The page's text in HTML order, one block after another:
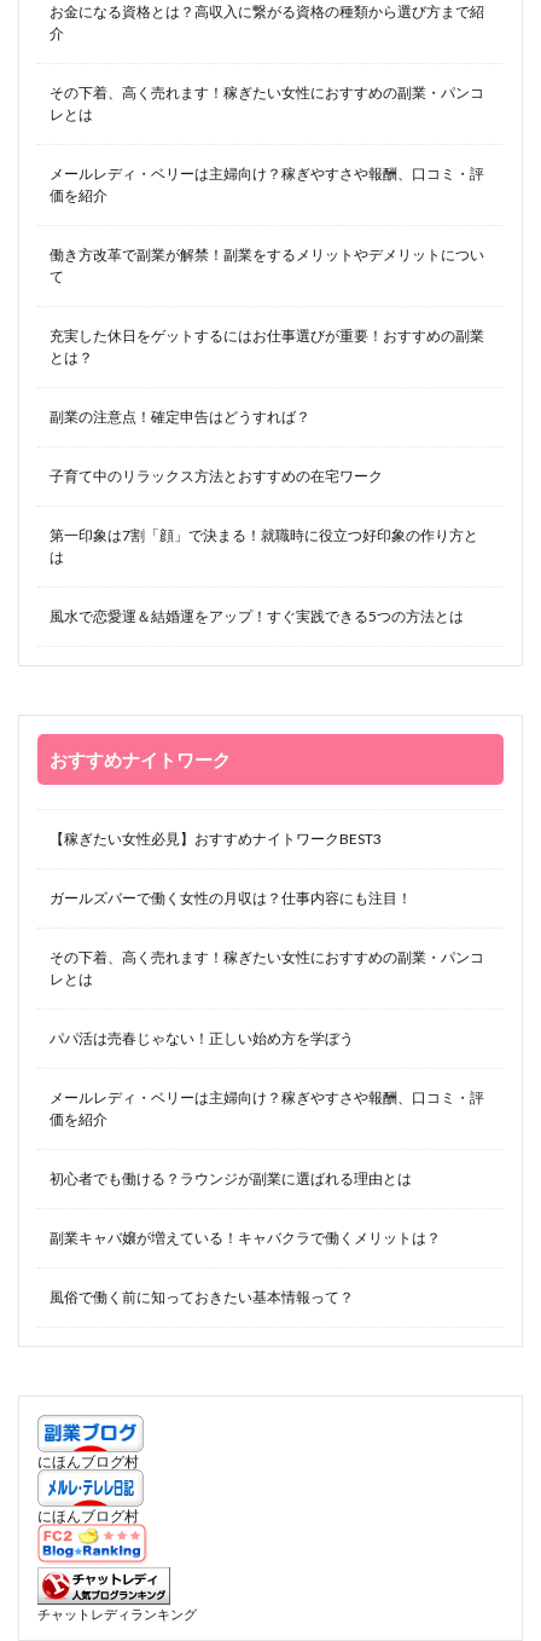
お金になる資格とは？高収入に繋がる資格の種類から選び方まで紹
介
その下着、高く売れます！稼ぎたい女性におすすめの副業・パンコ
レとは
メールレディ・ベリーは主婦向け？稼ぎやすさや報酬、口コミ・評
価を紹介
働き方改革で副業が解禁！副業をするメリットやデメリットについ
て
充実した休日をゲットするにはお仕事選びが重要！おすすめの副業
とは？
副業の注意点！確定申告はどうすれば？
子育て中のリラックス方法とおすすめの在宅ワーク
第一印象は7割「顔」で決まる！就職時に役立つ好印象の作り方と
は
風水で恋愛運＆結婚運をアップ！すぐ実践できる5つの方法とは
おすすめナイトワーク
【稼ぎたい女性必見】おすすめナイトワークBEST3
ガールズバーで働く女性の月収は？仕事内容にも注目！
その下着、高く売れます！稼ぎたい女性におすすめの副業・パンコ
レとは
パパ活は売春じゃない！正しい始め方を学ぼう
メールレディ・ベリーは主婦向け？稼ぎやすさや報酬、口コミ・評
価を紹介
初心者でも働ける？ラウンジが副業に選ばれる理由とは
副業キャバ嬢が増えている！キャバクラで働くメリットは？
風俗で働く前に知っておきたい基本情報って？
にほんブログ村
にほんブログ村
チャットレディランキング